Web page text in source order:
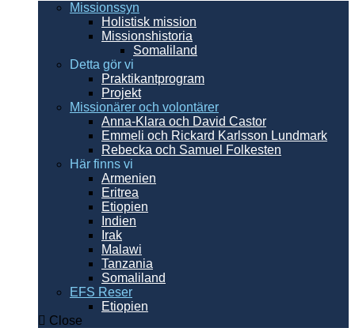
Missionssyn
Holistisk mission
Missionshistoria
Somaliland
Detta gör vi
Praktikantprogram
Projekt
Missionärer och volontärer
Anna-Klara och David Castor
Emmeli och Rickard Karlsson Lundmark
Rebecka och Samuel Folkesten
Här finns vi
Armenien
Eritrea
Etiopien
Indien
Irak
Malawi
Tanzania
Somaliland
EFS Reser
Etiopien
Close